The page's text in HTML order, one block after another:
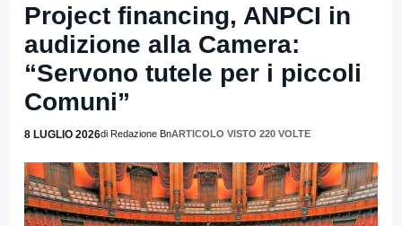
Project financing, ANPCI in
audizione alla Camera:
“Servono tutele per i piccoli
Comuni”
8 LUGLIO 2026di Redazione BnARTICOLO VISTO 220 VOLTE